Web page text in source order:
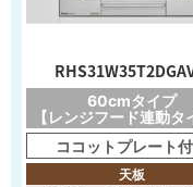
60cmタイプ
【レンジフード連動タ
ココットプレート
天板